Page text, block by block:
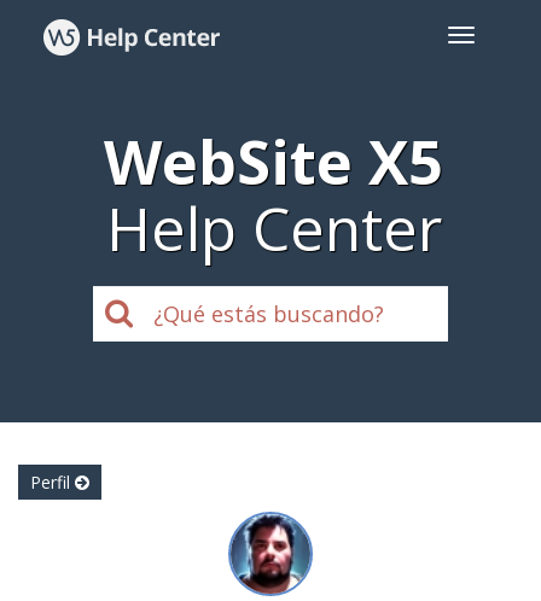
WebSite X5
Help Center
Perfil